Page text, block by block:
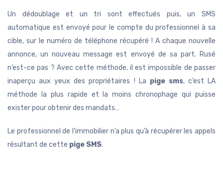
Un dédoublage et un tri sont effectués puis, un SMS
automatique est envoyé pour le compte du professionnel à sa
cible, sur le numéro de téléphone récupéré ! A chaque nouvelle
annonce, un nouveau message est envoyé de sa part. Rusé
n’est-ce pas ? Avec cette méthode, il est impossible de passer
inaperçu aux yeux des propriétaires ! La pige sms, c’est LA
méthode la plus rapide et la moins chronophage qui puisse
exister pour obtenir des mandats…
Le professionnel de l’immobilier n’a plus qu’à récupérer les appels
résultant de cette pige SMS.